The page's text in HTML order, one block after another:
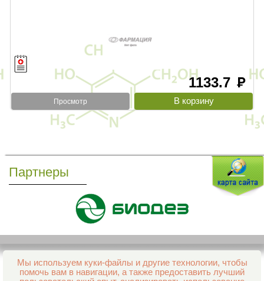
1133.7 руб
Просмотр
Партнеры
Мы используем куки-файлы и другие технологии, чтобы
помочь вам в навигации, а также предоставить лучший
Все права защищены и охраняются законом
© 2013–2026 Интернет-аптека Фармация